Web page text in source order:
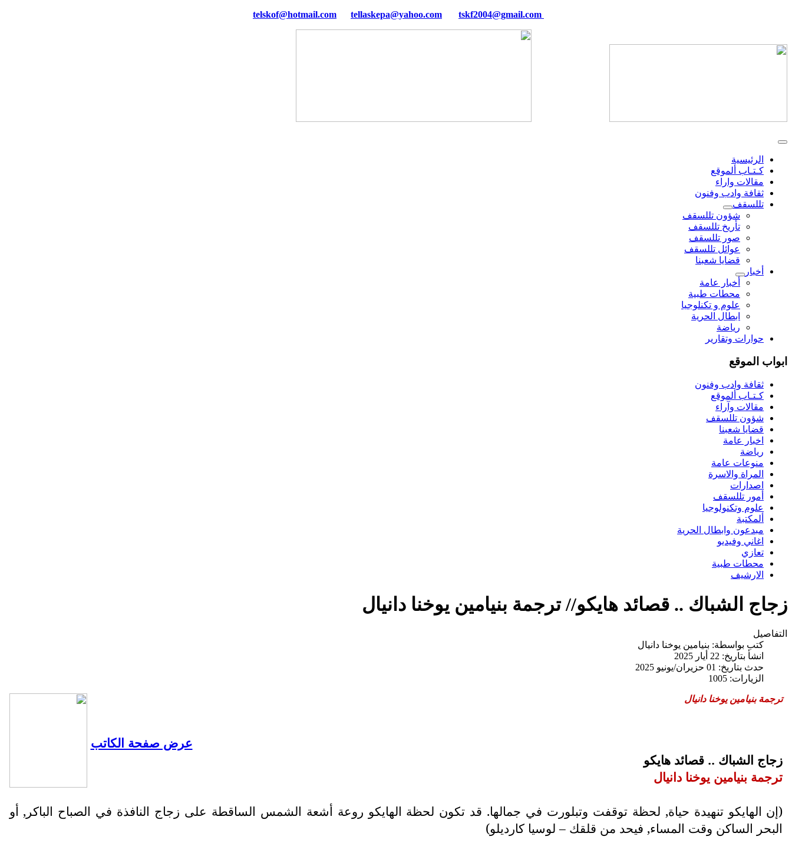
tellaskepa@yahoo.com tskf2004@gmail.com
الرئيسية
كـتـاب ألموقع
مقالات واراء
ثقافة وادب وفنون
تللسقف
شؤون تللسقف
تأريخ تللسقف
صور تللسقف
عوائل تللسقف
قضايا شعبنا
أخبار
أخبار عامة
محطات طبية
علوم و تکنلوجیا
ابطال الحرية
رياضة
حوارات وتقارير
ابواب الموقع
ثقافة وادب وفنون
كـتـاب ألموقع
مقالات وآراء
شؤون تللسقف
قضايا شعبنا
اخبار عامة
رياضة
منوعات عامة
المراة والاسرة
اصدارات
أمور تللسقف
علوم وتكنولوجيا
ألمكتبة
مبدعون وابطال الحرية
اغاني وفيديو
تعازي
محطات طبية
الارشيف
زجاج الشباك .. قصائد هايكو// ترجمة بنيامين يوخنا دانيال
التفاصيل
كتب بواسطة: بنيامين يوخنا دانيال
انشأ بتاريخ: 22 أيار 2025
حدث بتاريخ: 01 حزيران/يونيو 2025
الزيارات: 1005
ترجمة بنيامين يوخنا دانيال
عرض صفحة الكاتب
زجاج الشباك .. قصائد هايكو
ترجمة بنيامين يوخنا دانيال
(إن الهايكو تنهيدة حياة, لحظة توقفت وتبلورت في جمالها. قد تكون لحظة الهايكو روعة أشعة الشمس الساقطة على زجاج النافذة في الصباح الباكر, أو
البحر الساكن وقت المساء, فيحد من قلقك – لوسيا كارديلو)